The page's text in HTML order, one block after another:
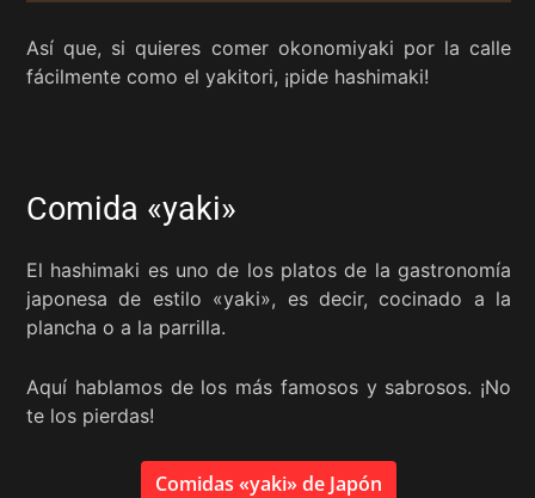
Así que, si quieres comer okonomiyaki por la calle
fácilmente como el yakitori, ¡pide hashimaki!
Comida «yaki»
El hashimaki es uno de los platos de la gastronomía
japonesa de estilo «yaki», es decir, cocinado a la
plancha o a la parrilla.
Aquí hablamos de los más famosos y sabrosos. ¡No
te los pierdas!
Comidas «yaki» de Japón